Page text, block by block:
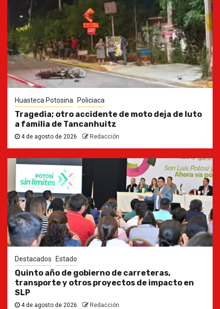
Huasteca Potosina Policiaca
Tragedia; otro accidente de moto deja de luto
a familia de Tancanhuitz
4 de agosto de 2026 Redacción
Destacados Estado
Quinto año de gobierno de carreteras,
transporte y otros proyectos de impacto en
SLP
4 de agosto de 2026 Redacción